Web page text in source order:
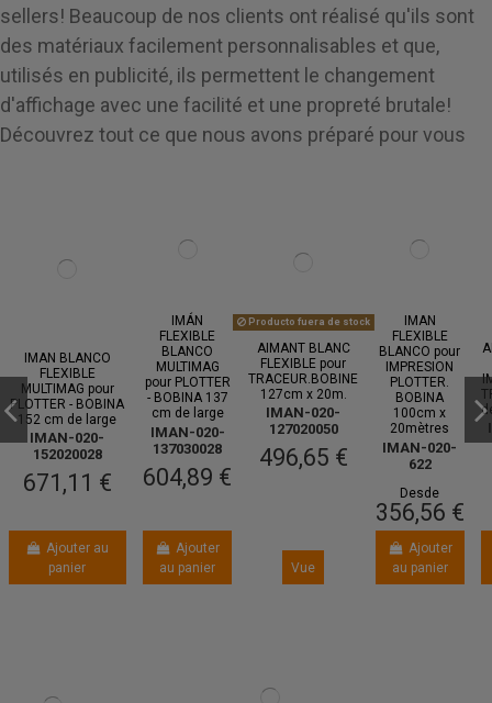
sellers! Beaucoup de nos clients ont réalisé qu'ils sont
des matériaux facilement personnalisables et que,
utilisés en publicité, ils permettent le changement
d'affichage avec une facilité et une propreté brutale!
Découvrez tout ce que nous avons préparé pour vous
IMAN BLANCO
FLEXIBLE
MULTIMAG pour
PLOTTER - BOBINA
152 cm de large
IMAN-020-
152020028
671,11 €
Ajouter au
panier
IMÁN
FLEXIBLE
BLANCO
MULTIMAG
pour PLOTTER
- BOBINA 137
cm de large
IMAN-020-
137030028
604,89 €
Ajouter
au panier
Producto fuera de stock
AIMANT BLANC
FLEXIBLE pour
TRACEUR.BOBINE
127cm x 20m.
IMAN-020-
127020050
496,65 €
Vue
IMAN
FLEXIBLE
BLANCO pour
IMPRESION
PLOTTER.
BOBINA
100cm x
20mètres
IMAN-020-
622
Desde
356,56 €
Ajouter
au panier